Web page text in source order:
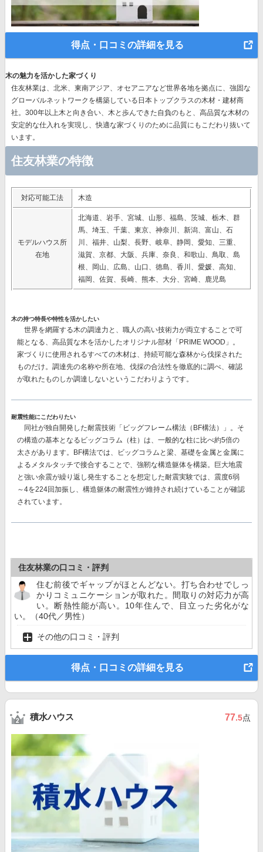
得点・口コミの詳細を見る
木の魅力を活かした家づくり
住友林業は、北米、東南アジア、オセアニアなど世界各地を拠点に、強固な
グローバルネットワークを構築している日本トップクラスの木材・建材商
社。300年以上木と向き合い、木と歩んできた自負のもと、高品質な木材の
安定的な仕入れを実現し、快適な家づくりのために品質にもこだわり抜いて
います。
住友林業の特徴
対応可能工法 木造
モデルハウス所
在地
北海道、岩手、宮城、山形、福島、茨城、栃木、群
馬、埼玉、千葉、東京、神奈川、新潟、富山、石
川、福井、山梨、長野、岐阜、静岡、愛知、三重、
滋賀、京都、大阪、兵庫、奈良、和歌山、鳥取、島
根、岡山、広島、山口、徳島、香川、愛媛、高知、
福岡、佐賀、長崎、熊本、大分、宮崎、鹿児島
木の持つ特長や特性を活かしたい
世界を網羅する木の調達力と、職人の高い技術力が両立することで可
能となる、高品質な木を活かしたオリジナル部材 「PRIME WOOD」。
家づくりに使用されるすべての木材は、持続可能な森林から伐採された
ものだけ。調達先の名称や所在地、伐採の合法性を徹底的に調べ、確認
が取れたものしか調達しないというこだわりようです。
耐震性能にこだわりたい
同社が独自開発した耐震技術 「ビッグフレーム構法（BF構法）」。 そ
の構造の基本となるビッグコラム（柱）は、一般的な柱に比べ約5倍の
太さがあります。BF構法では、ビッグコラムと梁、基礎を金属と金属に
よるメタルタッチで接合することで、強靭な構造躯体を構築。巨大地震
と強い余震が繰り返し発生することを想定した耐震実験では、 震度6弱
～4を224回加振し、構造躯体の耐震性が維持され続けていることが確認
されています。
住友林業の口コミ・評判
住む前後でギャップがほとんどない。打ち合わせでしっ
かりコミュニケーションが取れた。間取りの対応力が高
い。断熱性能が高い。10年住んで、目立った劣化がな
い。（40代／男性）
その他の口コミ・評判
得点・口コミの詳細を見る
積水ハウス 77.5点